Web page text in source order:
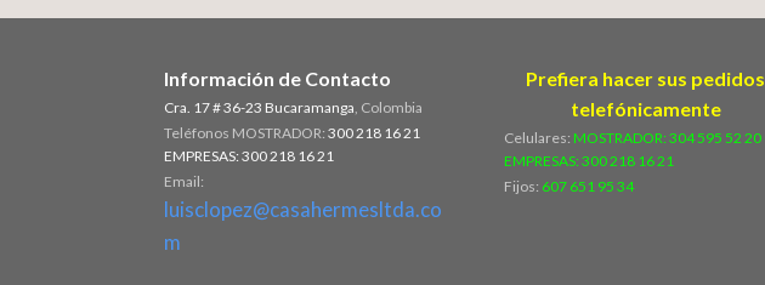
Información de Contacto
Cra. 17 # 36-23 Bucaramanga, Colombia
Teléfonos MOSTRADOR: 300 218 16 21
EMPRESAS: 300 218 16 21
Email:
luisclopez@casahermesltda.co
m
Prefiera hacer sus pedidos
telefónicamente
Celulares: MOSTRADOR: 304 595 52 20
EMPRESAS:300 218 16 21
Fijos: 607 651 95 34